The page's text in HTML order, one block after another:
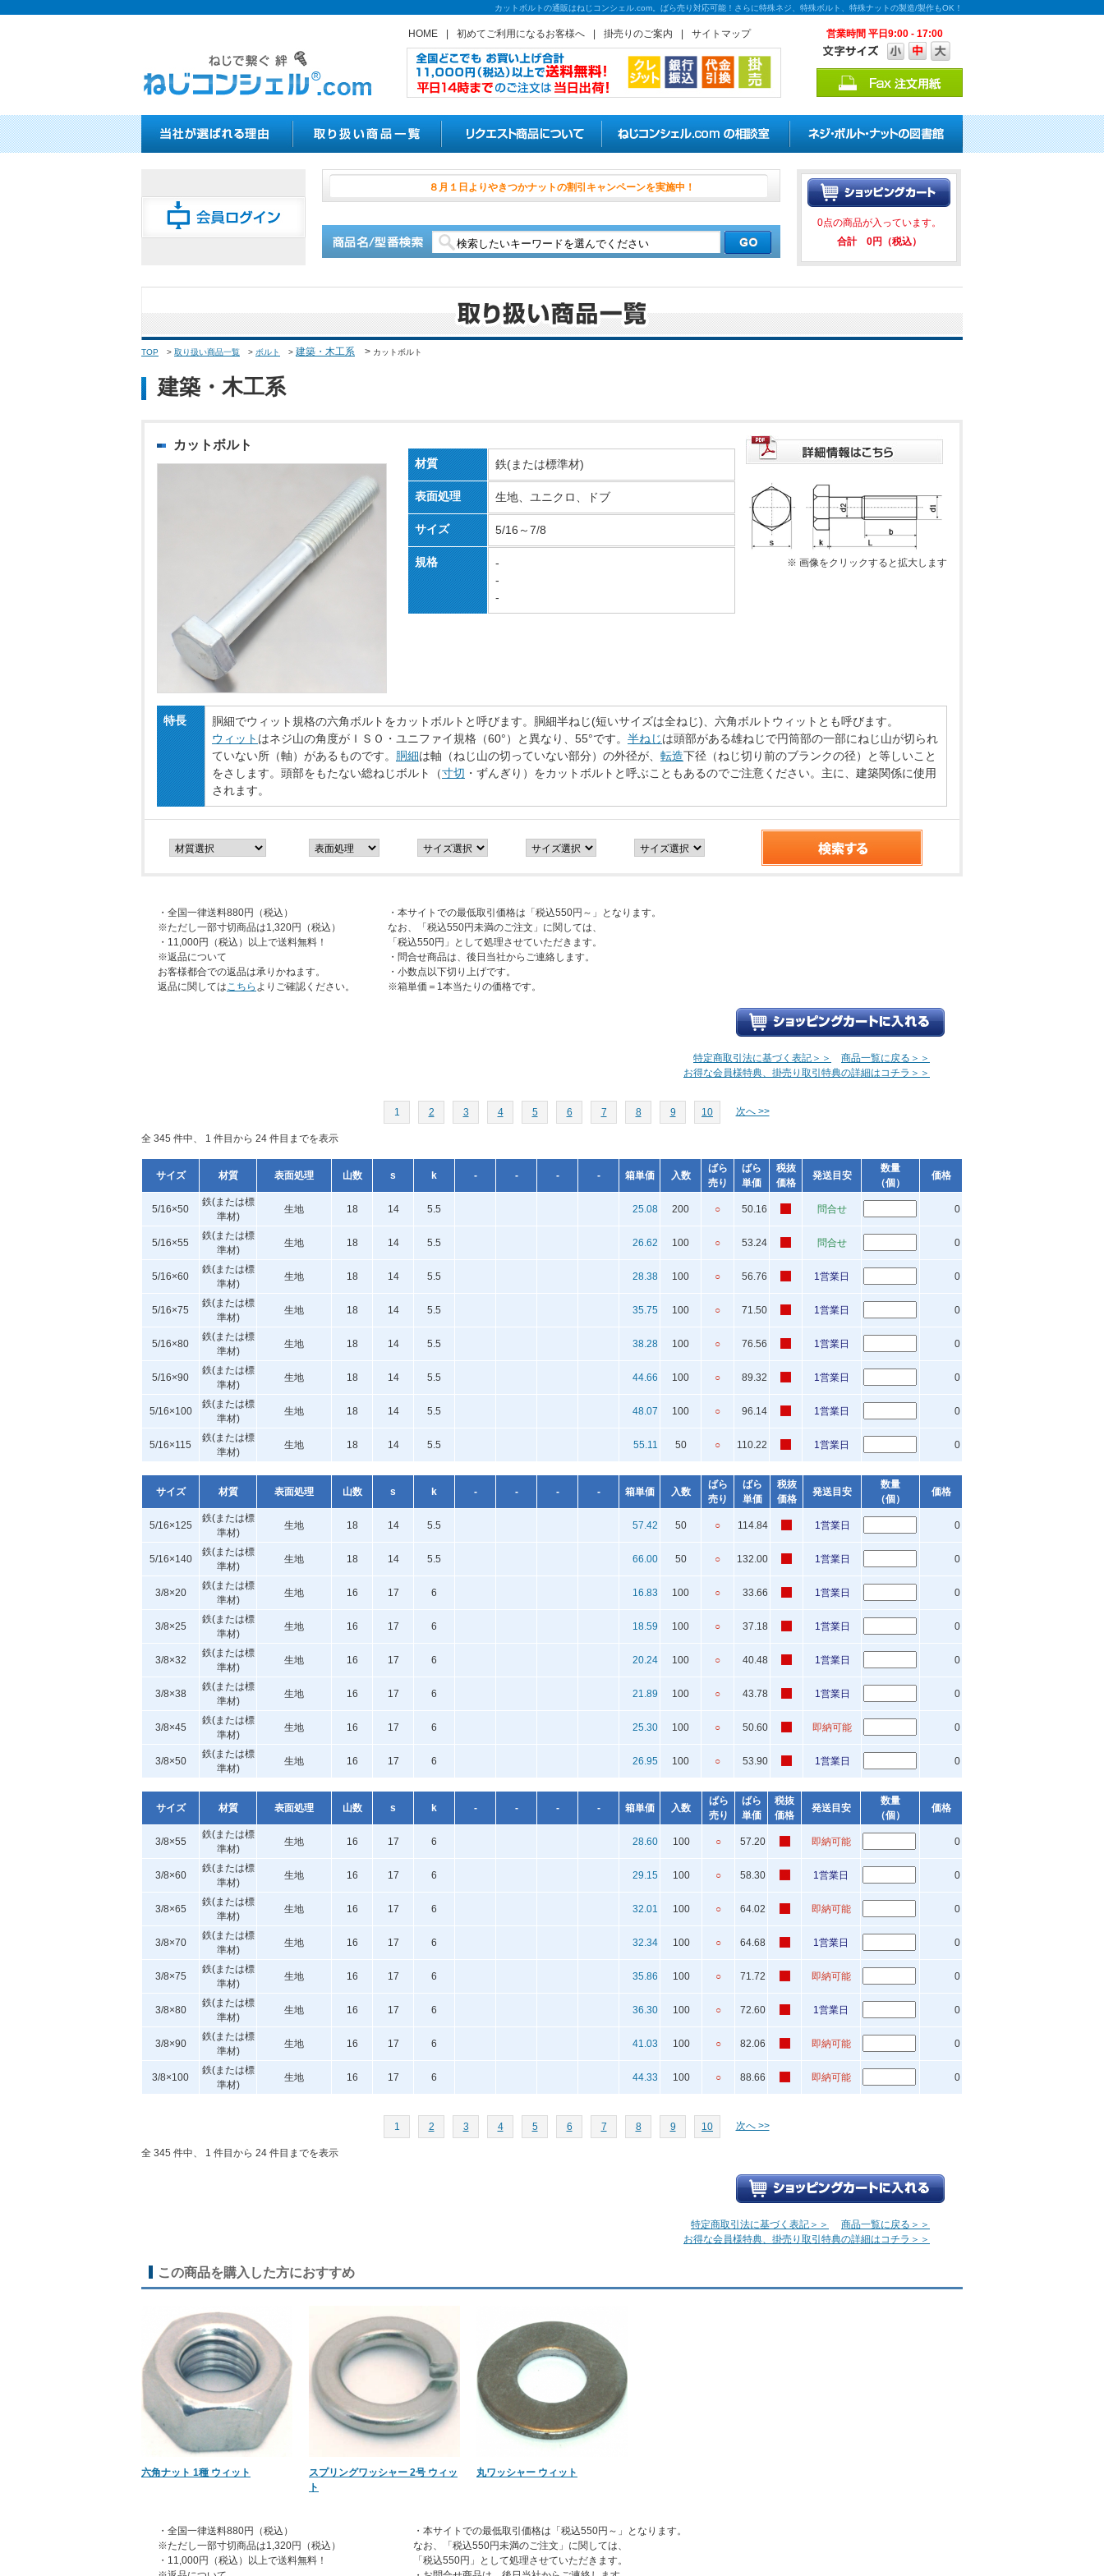
カットボルトの通販はねじコンシェル.com。ばら売り対応可能！さらに特殊ネジ、特殊ボルト、特殊ナットの製造/製作もOK！
HOME 初めてご利用になるお客様へ 掛売りのご案内 サイトマップ 営業時間 平日9:00 - 17:00
８月１日よりやきつかナットの割引キャンペーンを実施中！
0点の商品が入っています。
合計 0円（税込）
TOP > 取り扱い商品一覧 > ボルト > 建築・木工系 > カットボルト
建築・木工系
カットボルト
材質 鉄(または標準材)
表面処理 生地、ユニクロ、ドブ
サイズ 5/16～7/8
規格
-
-
-
※ 画像をクリックすると拡大します
特長
胴細でウィット規格の六角ボルトをカットボルトと呼びます。胴細半ねじ(短いサイズは全ねじ)、六角ボルトウィットとも呼びます。
ウィット はネジ山の角度がＩＳＯ・ユニファイ規格（60°）と異なり、55°です。 半ねじは頭部がある雄ねじで円筒部の一部にねじ山が切られ
ていない所（軸）があるものです。 胴細は軸（ねじ山の切っていない部分）の外径が、 転造下径（ねじ切り前のブランクの径）と等しいこと
をさします。頭部をもたない総ねじボルト（寸切 ・ずんぎり）をカットボルトと呼ぶこともあるのでご注意ください。主に、建築関係に使用
されます。
・全国一律送料880円（税込）
※ただし一部寸切商品は1,320円（税込）
・11,000円（税込）以上で送料無料！
※返品について
お客様都合での返品は承りかねます。
返品に関してはこちら よりご確認ください。
・本サイトでの最低取引価格は「税込550円～」となります。
なお、「税込550円未満のご注文」に関しては、
「税込550円」として処理させていただきます。
・問合せ商品は、後日当社からご連絡します。
・小数点以下切り上げです。
※箱単価＝1本当たりの価格です。
特定商取引法に基づく表記＞＞
商品一覧に戻る＞＞
お得な会員様特典、掛売り取引特典の詳細はコチラ＞＞
1 2 3 4 5 6 7 8 9 10 次へ >>
全 345 件中、 1 件目から 24 件目までを表示
サイズ 材質 表面処理 山数 s k - - - - 箱単価 入数
ばら
売り
ばら
単価
税抜
価格
発送目安
数量
（個）
価格
5/16×50
鉄(または標
準材)
生地 18 14 5.5 25.08 200 ○ 50.16 問合せ 0
5/16×55
鉄(または標
準材)
生地 18 14 5.5 26.62 100 ○ 53.24 問合せ 0
5/16×60
鉄(または標
準材)
生地 18 14 5.5 28.38 100 ○ 56.76 1営業日 0
5/16×75
鉄(または標
準材)
生地 18 14 5.5 35.75 100 ○ 71.50 1営業日 0
5/16×80
鉄(または標
準材)
生地 18 14 5.5 38.28 100 ○ 76.56 1営業日 0
5/16×90
鉄(または標
準材)
生地 18 14 5.5 44.66 100 ○ 89.32 1営業日 0
5/16×100
鉄(または標
準材)
生地 18 14 5.5 48.07 100 ○ 96.14 1営業日 0
5/16×115
鉄(または標
準材)
生地 18 14 5.5 55.11 50 ○ 110.22 1営業日 0
サイズ 材質 表面処理 山数 s k - - - - 箱単価 入数
ばら
売り
ばら
単価
税抜
価格
発送目安
数量
（個）
価格
5/16×125
鉄(または標
準材)
生地 18 14 5.5 57.42 50 ○ 114.84 1営業日 0
5/16×140
鉄(または標
準材)
生地 18 14 5.5 66.00 50 ○ 132.00 1営業日 0
3/8×20
鉄(または標
準材)
生地 16 17 6 16.83 100 ○ 33.66 1営業日 0
3/8×25
鉄(または標
準材)
生地 16 17 6 18.59 100 ○ 37.18 1営業日 0
3/8×32
鉄(または標
準材)
生地 16 17 6 20.24 100 ○ 40.48 1営業日 0
3/8×38
鉄(または標
準材)
生地 16 17 6 21.89 100 ○ 43.78 1営業日 0
3/8×45
鉄(または標
準材)
生地 16 17 6 25.30 100 ○ 50.60 即納可能 0
3/8×50
鉄(または標
準材)
生地 16 17 6 26.95 100 ○ 53.90 1営業日 0
サイズ 材質 表面処理 山数 s k - - - - 箱単価 入数
ばら
売り
ばら
単価
税抜
価格
発送目安
数量
（個）
価格
3/8×55
鉄(または標
準材)
生地 16 17 6 28.60 100 ○ 57.20 即納可能 0
3/8×60
鉄(または標
準材)
生地 16 17 6 29.15 100 ○ 58.30 1営業日 0
3/8×65
鉄(または標
準材)
生地 16 17 6 32.01 100 ○ 64.02 即納可能 0
3/8×70
鉄(または標
準材)
生地 16 17 6 32.34 100 ○ 64.68 1営業日 0
3/8×75
鉄(または標
準材)
生地 16 17 6 35.86 100 ○ 71.72 即納可能 0
3/8×80
鉄(または標
準材)
生地 16 17 6 36.30 100 ○ 72.60 1営業日 0
3/8×90
鉄(または標
準材)
生地 16 17 6 41.03 100 ○ 82.06 即納可能 0
3/8×100
鉄(または標
準材)
生地 16 17 6 44.33 100 ○ 88.66 即納可能 0
1 2 3 4 5 6 7 8 9 10 次へ >>
全 345 件中、 1 件目から 24 件目までを表示
特定商取引法に基づく表記＞＞
商品一覧に戻る＞＞
お得な会員様特典、掛売り取引特典の詳細はコチラ＞＞
この商品を購入した方におすすめ
六角ナット 1種 ウィット
スプリングワッシャー 2号 ウィッ
ト
丸ワッシャー ウィット
・全国一律送料880円（税込）
※ただし一部寸切商品は1,320円（税込）
・11,000円（税込）以上で送料無料！
・本サイトでの最低取引価格は「税込550円～」となります。
なお、「税込550円未満のご注文」に関しては、
「税込550円」として処理させていただきます。